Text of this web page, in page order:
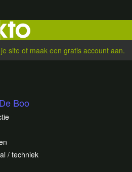
site of maak een gratis account aan.
Boo
/ techniek